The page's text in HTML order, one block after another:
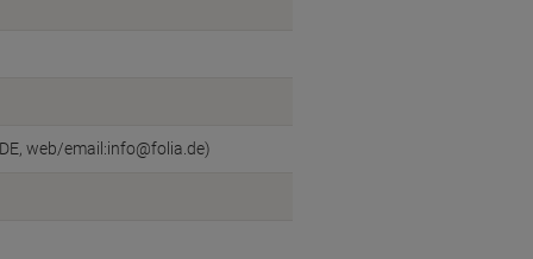
web/email:info@folia.de)